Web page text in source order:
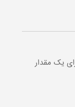
یک مقدار